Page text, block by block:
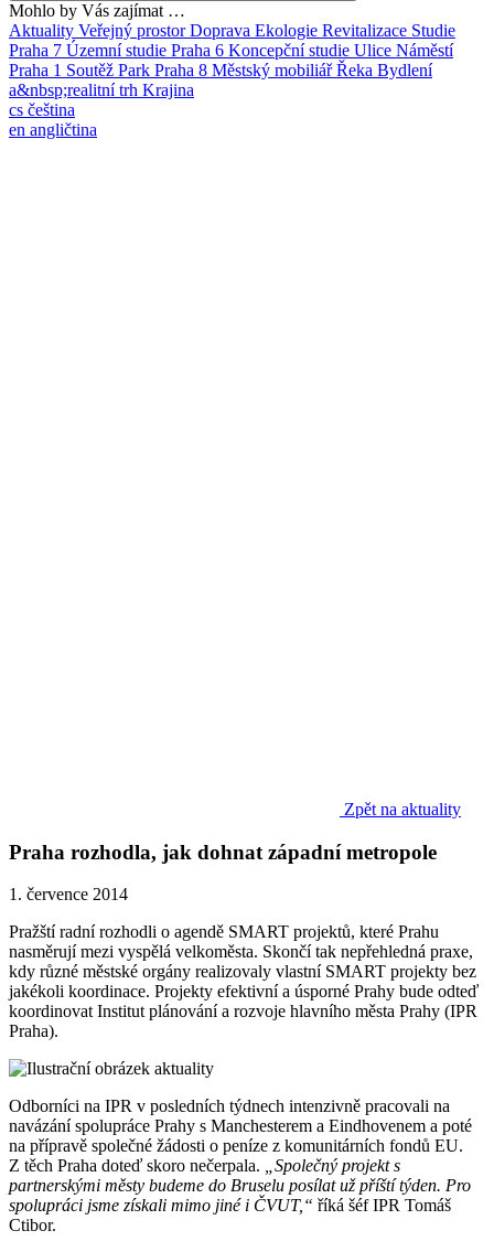
Mohlo by Vás zajímat …
Aktuality Veřejný prostorDoprava Ekologie Revitalizace Studie
Praha 7 Územní studie Praha 6 Koncepční studie Ulice Náměstí
Praha 1 Soutěž Park Praha 8 Městský mobiliářŘeka Bydlení
a&nbsp;realitní trh Krajina
cs čeština
en angličtina
Zpět na aktuality
Praha rozhodla, jak dohnat západní metropole
1. července 2014
Pražští radní rozhodli o agendě SMART projektů, které Prahu
nasměrují mezi vyspělá velkoměsta. Skončí tak nepřehledná praxe,
kdy různé městské orgány realizovaly vlastní SMART projekty bez
jakékoli koordinace. Projekty efektivní a úsporné Prahy bude odteď
koordinovat Institut plánování a rozvoje hlavního města Prahy (IPR
Praha).
Odborníci na IPR v posledních týdnech intenzivně pracovali na
navázání spolupráce Prahy s Manchesterem a Eindhovenem a poté
na přípravě společné žádosti o peníze z komunitárních fondů EU.
Z těch Praha doteď skoro nečerpala. „Společný projekt s
partnerskými městy budeme do Bruselu posílat už příští týden. Pro
spolupráci jsme získali mimo jiné i ČVUT,“ říká šéf IPR Tomáš
Ctibor.